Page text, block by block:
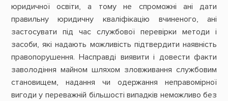
юридичної освіти, а тому не спроможні ані дати
правильну юридичну кваліфікацію вчиненого, ані
застосувати під час службової перевірки методи і
засоби, які надають можливість підтвердити наявність
правопорушення. Насправді виявити і довести факти
заволодіння майном шляхом зловживання службовим
становищем, надання чи одержання неправомірної
вигоди у переважній більшості випадків неможливо без